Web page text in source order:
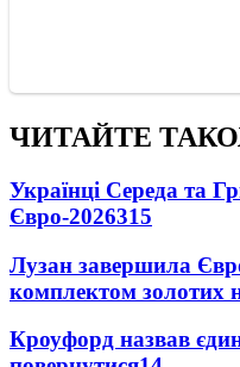
ЧИТАЙТЕ
Українці Середа та
Євро-2026315
Лузан завершила
комплектом золотих
Кроуфорд назвав